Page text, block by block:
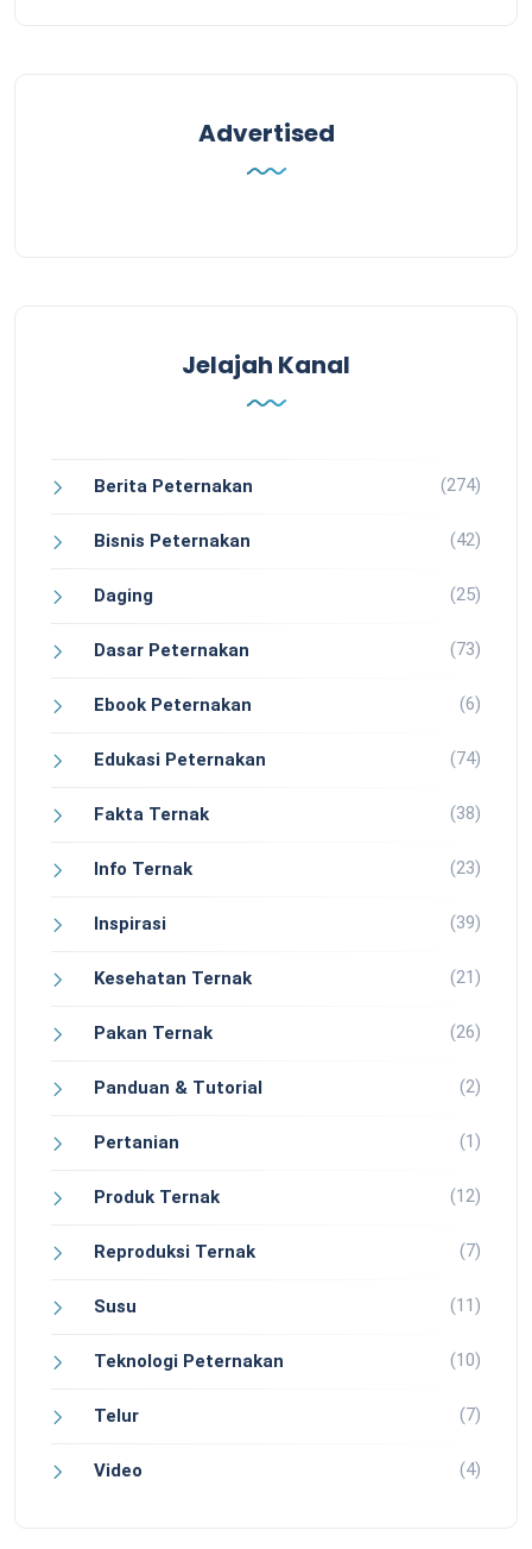
Advertised
Jelajah Kanal
Berita Peternakan (274)
Bisnis Peternakan (42)
Daging (25)
Dasar Peternakan (73)
Ebook Peternakan (6)
Edukasi Peternakan (74)
Fakta Ternak (38)
Info Ternak (23)
Inspirasi (39)
Kesehatan Ternak (21)
Pakan Ternak (26)
Panduan & Tutorial (2)
Pertanian (1)
Produk Ternak (12)
Reproduksi Ternak (7)
Susu (11)
Teknologi Peternakan (10)
Telur (7)
Video (4)